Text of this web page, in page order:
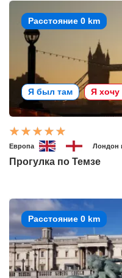
Расстояние 0 km
Я был там Я хочу
Европа Лондон
Прогулка по Темзе
Расстояние 0 km